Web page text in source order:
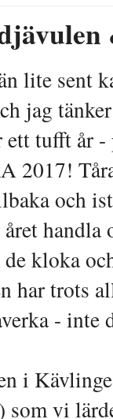
lite sent
jag
ett tufft år
2017!
och
handla
kloka
har trots
- inte
i
vi